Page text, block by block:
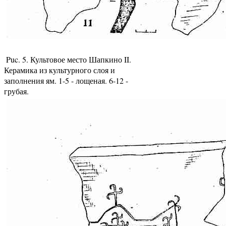
Puc. 5. Культовое место Шапкино II.
Керамика из культурного слоя и
заполнения ям. 1-5 - лощеная. 6-12 -
грубая.